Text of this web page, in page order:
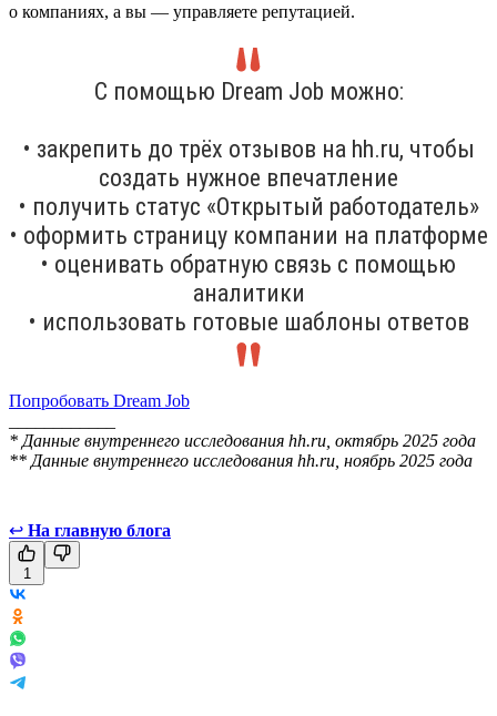
о компаниях, а вы — управляете репутацией.
С помощью Dream Job можно:
• закрепить до трёх отзывов на hh.ru, чтобы
создать нужное впечатление
• получить статус «Открытый работодатель»
• оформить страницу компании на платформе
• оценивать обратную связь с помощью
аналитики
• использовать готовые шаблоны ответов
Попробовать Dream Job
* Данные внутреннего исследования hh.ru, октябрь 2025 года
** Данные внутреннего исследования hh.ru, ноябрь 2025 года
↩ На главную блога
1